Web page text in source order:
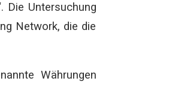
Die Untersuchung
Network, die die
Währungen